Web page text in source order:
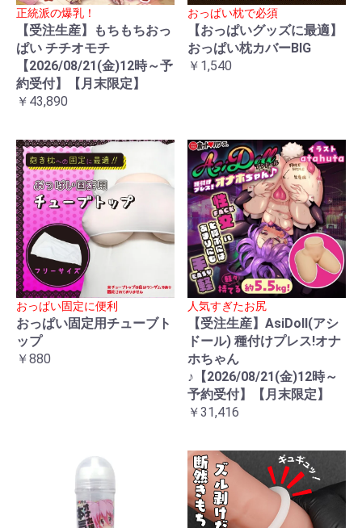
正統派の爆乳！
【受注生産】もちもちおっ
ぱい チチオモチ
【2026/08/21(金)12時～予
約受付】【月末限定】
￥43,890
おっぱい枕で必須
【おっぱいグッズに最適】
おっぱい枕カバーBIG
￥1,540
おっぱい固定に便利
おっぱい固定用チューブト
ップ
￥880
人気すぎたお尻
【受注生産】AsiDoll(アシ
ドール) 種付けプレス!オナ
ホちゃん
♪【2026/08/21(金)12時～
予約受付】【月末限定】
￥31,416